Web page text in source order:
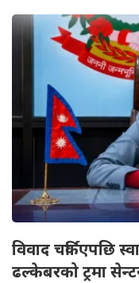
विवाद चर्किएपछि
ढल्केबरको ट्रमा